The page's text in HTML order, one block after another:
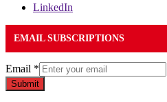
LinkedIn
EMAIL SUBSCRIPTIONS
Email *
Submit